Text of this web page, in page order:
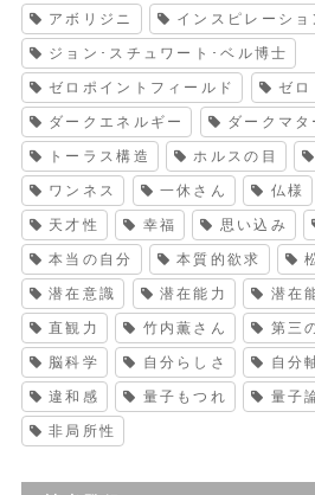
アボリジニ インスピレーショ
ジョン･スチュワート･ベル博士
ゼロポイントフィールド ゼロ
ダークエネルギー ダークマタ
トーラス構造 ホルスの目
ワンネス 一休さん 仏様
天才性 幸福 思い込み
本当の自分 本質的欲求
潜在意識 潜在能力 潜在
直観力 竹内薫さん 第三
脳科学 自分らしさ 自分
違和感 量子もつれ 量子
非局所性